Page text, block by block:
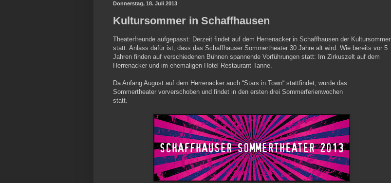
Donnerstag, 18. Juli 2013
Kultursommer in Schaffhausen
Theaterfreunde aufgepasst: Derzeit findet auf dem Herrenacker in Schaffhausen der Kultursommer
statt. Anlass dafür ist, dass das Schaffhauser Sommertheater 30 Jahre alt wird. Wie bereits vor 5
Jahren finden auf verschiedenen Bühnen spannende Vorführungen statt: Im Zirkuszelt auf dem
Herrenacker und im ehemaligen Hotel Restaurant Tanne.
Da Anfang August auf dem Herrenacker auch “Stars in Town“ stattfindet, wurde das
Sommertheater vorverschoben und findet in den ersten drei Sommerferienwochen
statt.